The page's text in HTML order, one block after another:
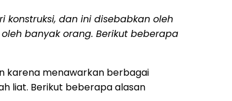
dan ini disebabkan oleh
banyak orang. Berikut beberapa
karena menawarkan berbagai
liat. Berikut beberapa alasan